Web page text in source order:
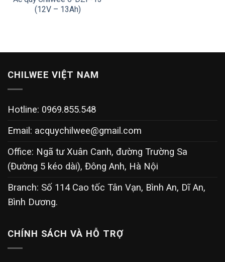
(12V – 13Ah)
CHILWEE VIỆT NAM
Hotline: 0969.855.548
Email: acquychilwee@gmail.com
Office: Ngã tư Xuân Canh, đường Trường Sa
(Đường 5 kéo dài), Đông Anh, Hà Nội
Branch: Số 114 Cao tốc Tân Vạn, Bình An, Dĩ An,
Bình Dương.
CHÍNH SÁCH VÀ HỖ TRỢ